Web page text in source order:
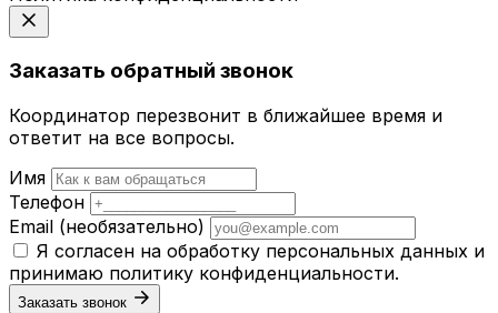
Заказать обратный звонок
Координатор перезвонит в ближайшее время и
ответит на все вопросы.
Имя
Телефон
Email (необязательно)
Я согласен на обработку персональных данных и
принимаю политику конфиденциальности.
Заказать звонок